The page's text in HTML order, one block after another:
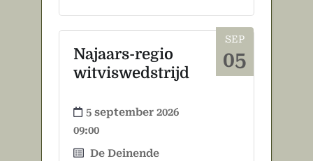
SEP
05
Najaars-regio
witviswedstrijd
5 september 2026
09:00
De Deinende